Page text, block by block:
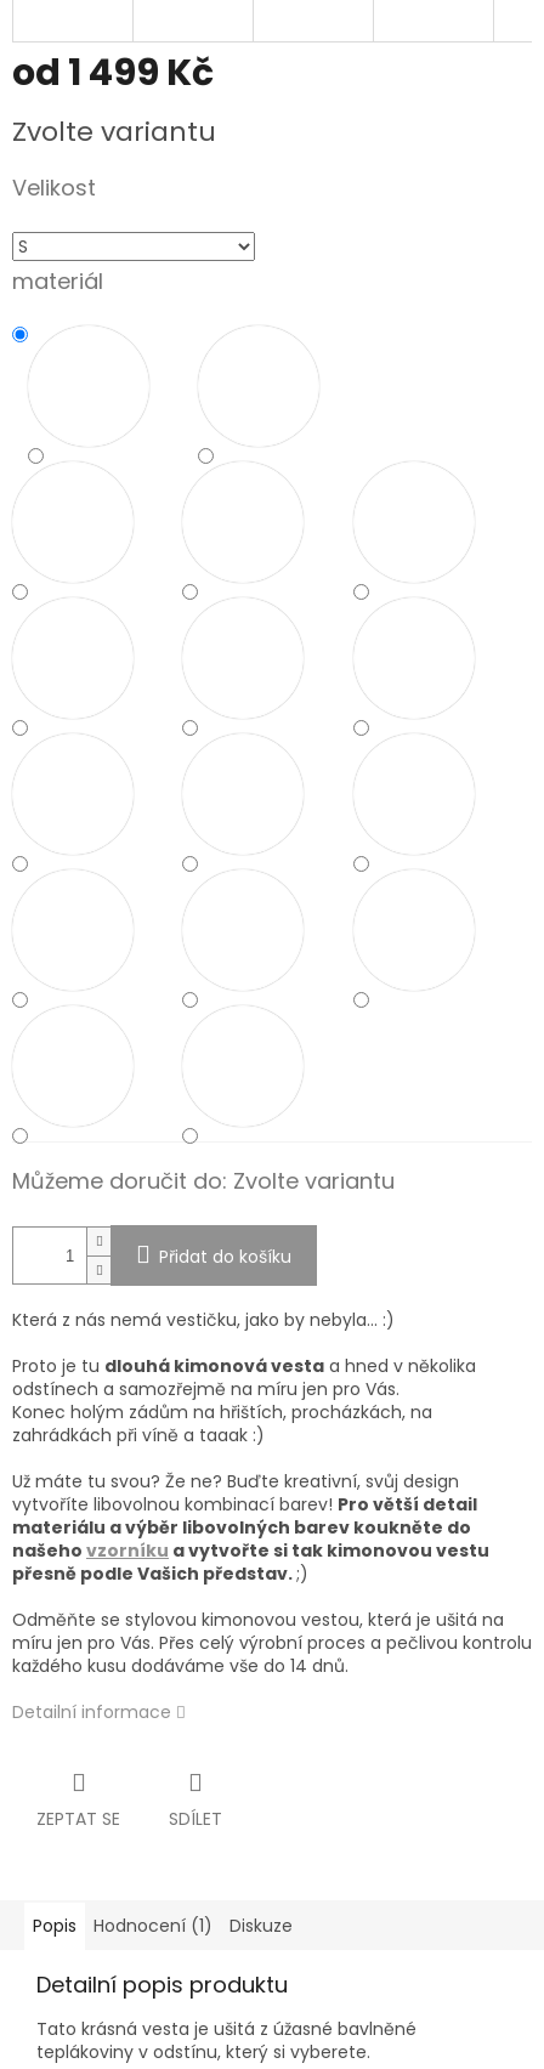
od 1 499 Kč
cena:
Zvolte variantu
Velikost
materiál
Můžeme doručit do: Zvolte variantu
Přidat do košíku
Která z nás nemá vestičku, jako by nebyla... :)
Proto je tu dlouhá kimonová vesta a hned v několika
odstínech a samozřejmě na míru jen pro Vás.
Konec holým zádům na hřištích, procházkách, na
zahrádkách při víně a taaak :)
Už máte tu svou? Že ne? Buďte kreativní, svůj design
vytvoříte libovolnou kombinací barev! Pro větší detail
materiálu a výběr libovolných barev koukněte do
našeho vzorníku avytvořte si tak kimonovou vestu
přesně podle Vašich představ.;)
Odměňte se stylovou kimonovou vestou, která je ušitá na
míru jen pro Vás. Přes celý výrobní proces a pečlivou kontrolu
každého kusu dodáváme vše do 14 dnů.
Detailní informace
ZEPTAT SE SDÍLET
Popis Hodnocení (1) Diskuze
Detailní popis produktu
Tato krásná vesta je ušitá z úžasné bavlněné
teplákoviny v odstínu, který si vyberete.